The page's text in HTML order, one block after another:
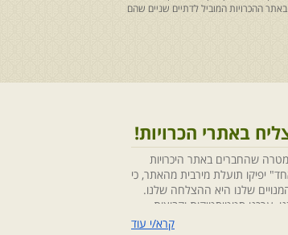
ההכרויות המוביל לדתיים שניים שהם
באתרי הכרויות!
שהחברים באתר היכרויות
יפיקו תועלת מירבית מהאתר, כי
שלנו היא ההצלחה שלנו.
,ערכנו סטטיסטיקות וקבוצות
ומגמות והמסקנה החדקרא/י עוד